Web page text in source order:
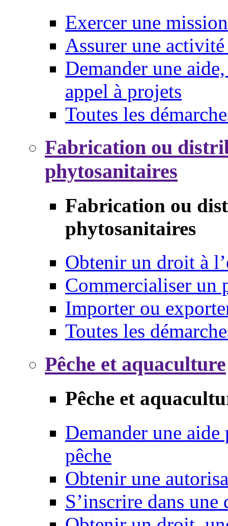
Exercer une mission
Assurer une
Demander une
appel à projets
Toutes les
Fabrication ou
phytosanitaires
Fabrication ou
phytosanitaires
Obtenir un droit à
Commercialiser un
Importer ou
Toutes les
Pêche et aquaculture
Pêche et
Demander une
pêche
Obtenir une
S’inscrire dans une